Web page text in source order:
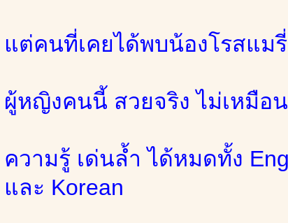
แต่คนที่เคยได้พบน้องโรสแม
ผู้หญิงคนนี้ สวยจริง ไม่เหมือ
ความรู้ เด่นล้ำ ได้หมดทั้ง
และ Korean